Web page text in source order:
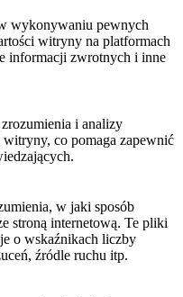
wykonywaniu pewnych
witryny na platformach
informacji zwrotnych i inne
i analizy
co pomaga zapewnić
w jaki sposób
stroną internetową. Te pliki
o wskaźnikach liczby
źródle ruchu itp.